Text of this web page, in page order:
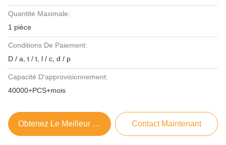
Quantité Maximale:
1 pièce
Conditions De Paiement:
D / a, t / t, l / c, d / p
Capacité D'approvisionnement:
40000+PCS+mois
Obtenez Le Meilleur Prix Contact Maintenant